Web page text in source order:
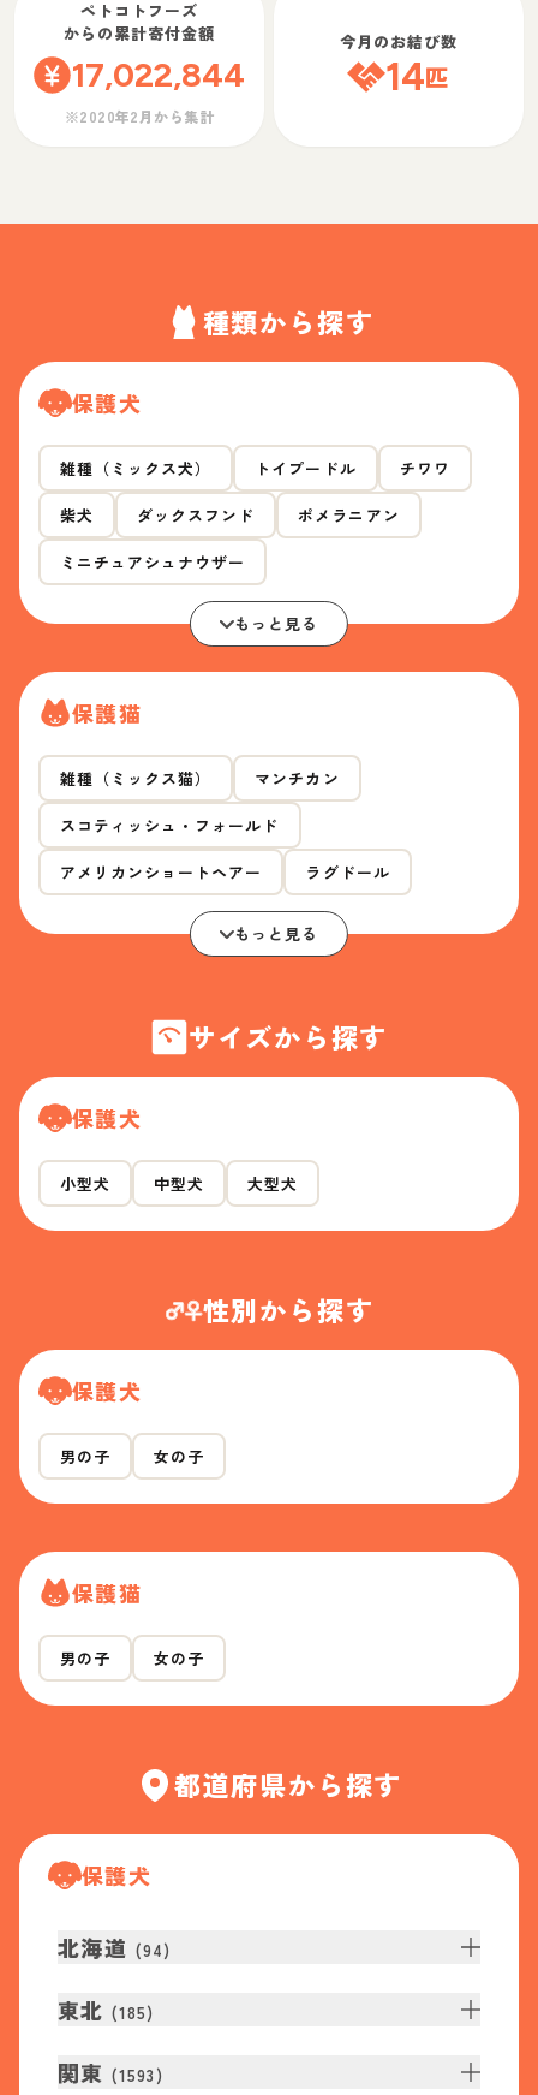
ペトコトフーズ
からの累計寄付金額
17,022,844
※2020年2月から集計
今月のお結び数
14匹
種類から探す
保護犬
雑種（ミックス犬） トイプードル チワワ
柴犬 ダックスフンド ポメラニアン
ミニチュアシュナウザー
もっと見る
保護猫
雑種（ミックス猫） マンチカン
スコティッシュ・フォールド
アメリカンショートヘアー ラグドール
もっと見る
サイズから探す
保護犬
小型犬 中型犬 大型犬
性別から探す
保護犬
男の子 女の子
保護猫
男の子 女の子
都道府県から探す
保護犬
北海道 (94)
東北 (185)
関東 (1593 )